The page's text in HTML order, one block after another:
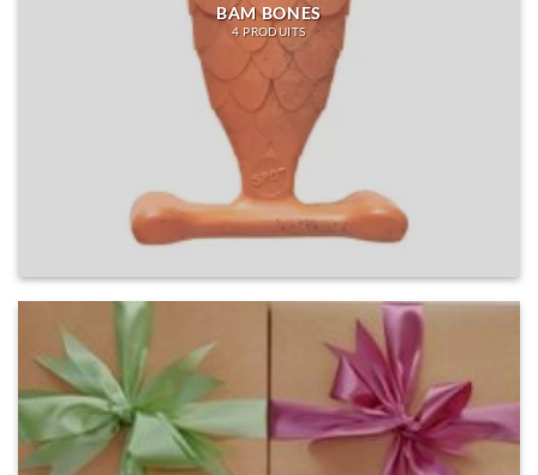
BAM BONES
4 PRODUITS